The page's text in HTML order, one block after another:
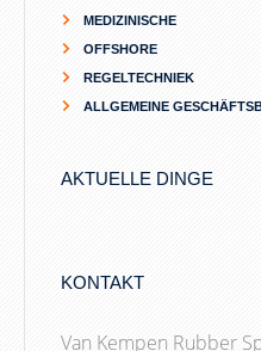
MEDIZINISCHE
OFFSHORE
REGELTECHNIEK
ALLGEMEINE
AKTUELLE DINGE
KONTAKT
Van Kempen Rubber